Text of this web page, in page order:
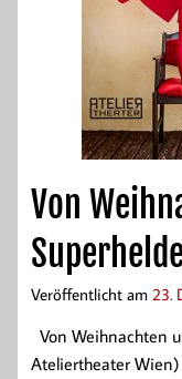
Von
Veröffentlicht am 23.
Von Weihnachten
Ateliertheater Wien)